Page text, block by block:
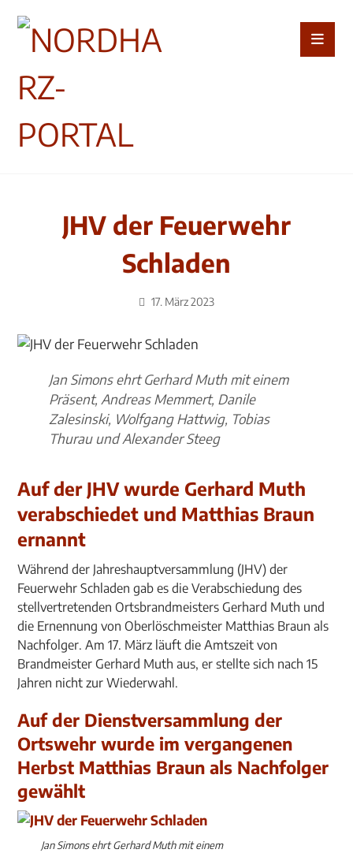
JHV der Feuerwehr
Schladen
17. März 2023
Jan Simons ehrt Gerhard Muth mit einem
Präsent, Andreas Memmert, Danile
Zalesinski, Wolfgang Hattwig, Tobias
Thurau und Alexander Steeg
Auf der JHV wurde Gerhard Muth
verabschiedet und Matthias Braun
ernannt
Während der Jahreshauptversammlung (JHV) der
Feuerwehr Schladen gab es die Verabschiedung des
stellvertretenden Ortsbrandmeisters Gerhard Muth und
die Ernennung von Oberlöschmeister Matthias Braun als
Nachfolger. Am 17. März läuft die Amtszeit von
Brandmeister Gerhard Muth aus, er stellte sich nach 15
Jahren nicht zur Wiederwahl.
Auf der Dienstversammlung der
Ortswehr wurde im vergangenen
Herbst Matthias Braun als Nachfolger
gewählt
Jan Simons ehrt Gerhard Muth mit einem